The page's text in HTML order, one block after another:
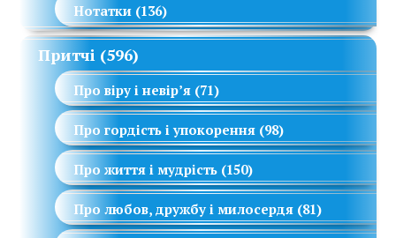
Нотатки (136)
Притчі (596)
Про віру і невір’я (71)
Про гордість і упокорення (98)
Про життя і мудрість (150)
Про любов, дружбу і милосердя (81)